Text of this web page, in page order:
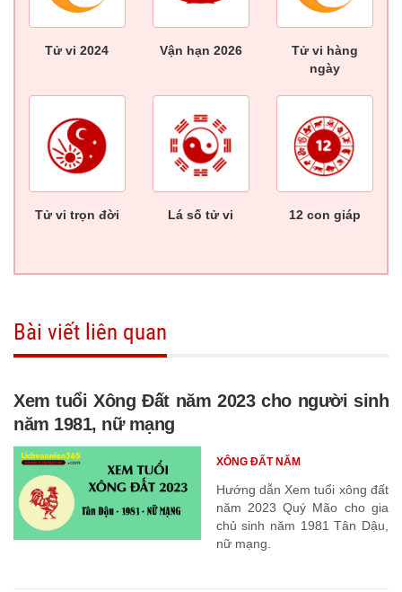
Tử vi 2024 Vận hạn 2026
Tử vi hàng
ngày
Tử vi trọn đời Lá số tử vi 12 con giáp
Bài viết liên quan
Xem tuổi Xông Đất năm 2023 cho người sinh
năm 1981, nữ mạng
Hướng dẫn Xem tuổi xông đất
năm 2023 Quý Mão cho gia
chủ sinh năm 1981 Tân Dậu,
nữ mạng.
XÔNG ĐẤT NĂM